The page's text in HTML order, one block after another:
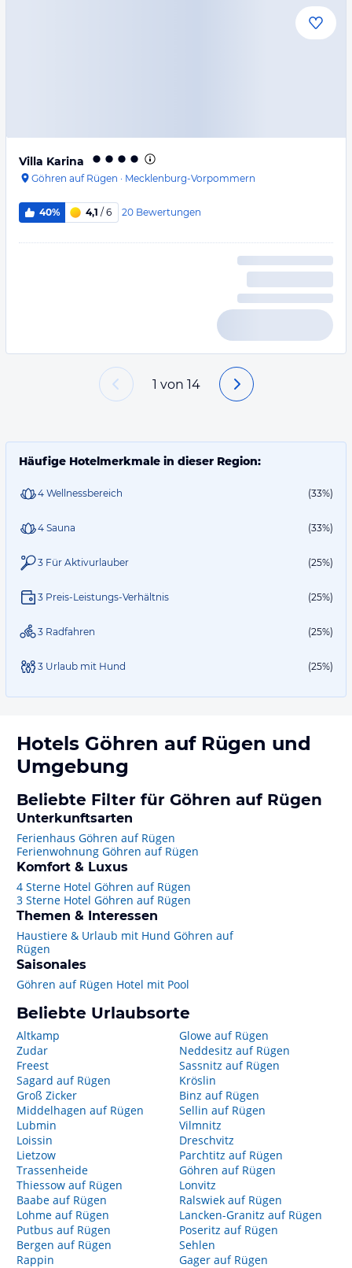
Villa Karina
Göhren auf Rügen · Mecklenburg-Vorpommern
40% 4,1 / 6 20 Bewertungen
1 von 14
Häufige Hotelmerkmale in dieser Region:
4 Wellnessbereich (33%)
4 Sauna (33%)
3 Für Aktivurlauber (25%)
3 Preis-Leistungs-Verhältnis (25%)
3 Radfahren (25%)
3 Urlaub mit Hund (25%)
Hotels Göhren auf Rügen und
Umgebung
Beliebte Filter für Göhren auf Rügen
Unterkunftsarten
Ferienhaus Göhren auf Rügen
Ferienwohnung Göhren auf Rügen
Komfort & Luxus
4 Sterne Hotel Göhren auf Rügen
3 Sterne Hotel Göhren auf Rügen
Themen & Interessen
Haustiere & Urlaub mit Hund Göhren auf
Rügen
Saisonales
Göhren auf Rügen Hotel mit Pool
Beliebte Urlaubsorte
Altkamp
Zudar
Freest
Sagard auf Rügen
Groß Zicker
Middelhagen auf Rügen
Lubmin
Loissin
Lietzow
Trassenheide
Thiessow auf Rügen
Baabe auf Rügen
Lohme auf Rügen
Putbus auf Rügen
Bergen auf Rügen
Rappin
Glowe auf Rügen
Neddesitz auf Rügen
Sassnitz auf Rügen
Kröslin
Binz auf Rügen
Sellin auf Rügen
Vilmnitz
Dreschvitz
Parchtitz auf Rügen
Göhren auf Rügen
Lonvitz
Ralswiek auf Rügen
Lancken-Granitz auf Rügen
Poseritz auf Rügen
Sehlen
Gager auf Rügen